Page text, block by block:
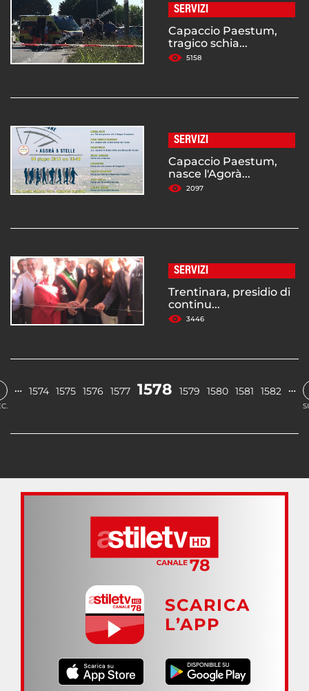
SERVIZI
Capaccio Paestum,
tragico schia...
5158
SERVIZI
Capaccio Paestum,
nasce l'Agorà...
2097
SERVIZI
Trentinara, presidio di
continu...
3446
… 1574 1575 1576 1577 1578 1579 1580 1581 1582 …
SCARICA
L’APP